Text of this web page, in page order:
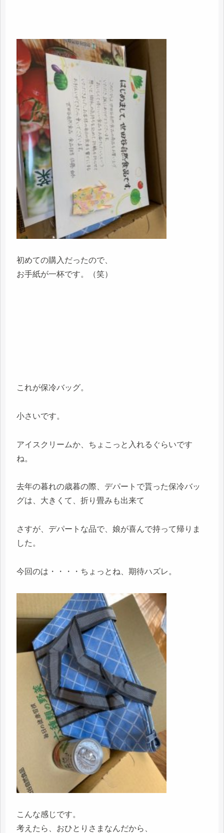
初めての購入だったので、
お手紙が一杯です。（笑）
これが保冷バッグ。
小さいです。
アイスクリームか、ちょこっと入れるぐらいです
ね。
去年の暮れの歳暮の際、デパートで貰った保冷バッ
グは、大きくて、折り畳みも出来て
さすが、デパートな品で、娘が喜んで持って帰りま
した。
今回のは・・・・ちょっとね、期待ハズレ。
こんな感じです。
考えたら、おひとりさまなんだから、